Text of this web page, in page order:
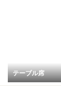
テーブル席